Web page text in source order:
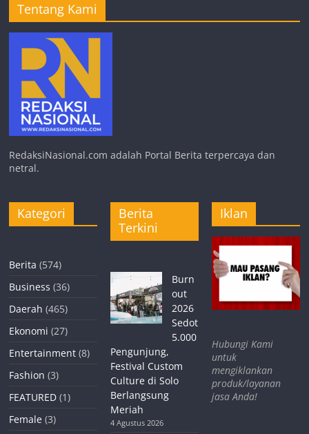
Tentang Kami
RedaksiNasional.com adalah Portal Berita terpercaya dan
netral.
Kategori
Berita (574)
Business (36)
Daerah (465)
Ekonomi (27)
Entertainment (8)
Fashion (3)
FEATURED (1)
Female (3)
Berita
Terkini
Burn
out
2026
Sedot
5.000
Pengunjung,
Festival Custom
Culture di Solo
Berlangsung
Meriah
4 Agustus 2026
Iklan
Hubungi Kami
untuk
mengiklankan
produk/layanan
jasa Anda!